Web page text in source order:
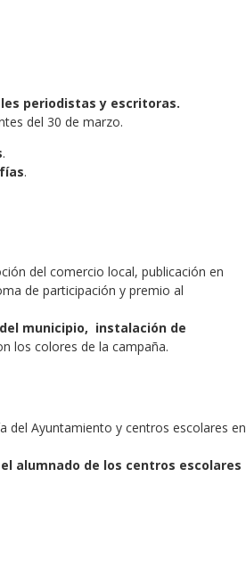
periodistas y escritoras.
del 30 de marzo.
.
.
del comercio local, publicación en
de participación y premio al
municipio, instalación de
los colores de la campaña.
del Ayuntamiento y centros escolares en
alumnado de los centros escolares